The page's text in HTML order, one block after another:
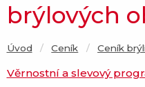
brýlových
Úvod Ceník Current:
Ceník
Věrnostní a slevový